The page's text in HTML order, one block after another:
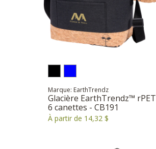
Marque: EarthTrendz
Glacière EarthTrendz™ rPET
6 canettes - CB191
À partir de 14,32 $